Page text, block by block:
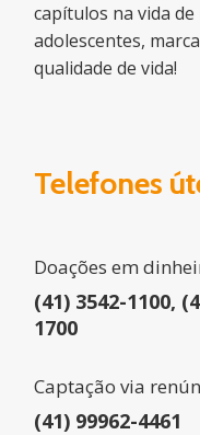
capítulos na vida
adolescentes,
qualidade de vida!
Telefones
Doações em
(41) 3542-1100,
1700
Captação via
(41) 99962-4461